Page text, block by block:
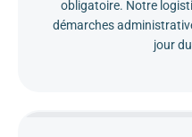
obligatoire. Notre
démarches
jour